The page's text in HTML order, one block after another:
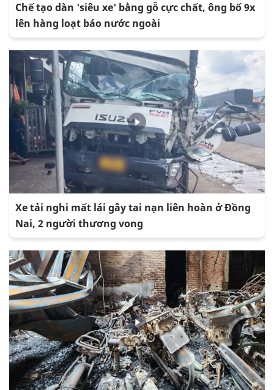
Chế tạo dàn 'siêu xe' bằng gỗ cực chất, ông bố 9x
lên hàng loạt báo nước ngoài
Xe tải nghi mất lái gây tai nạn liên hoàn ở Đồng
Nai, 2 người thương vong